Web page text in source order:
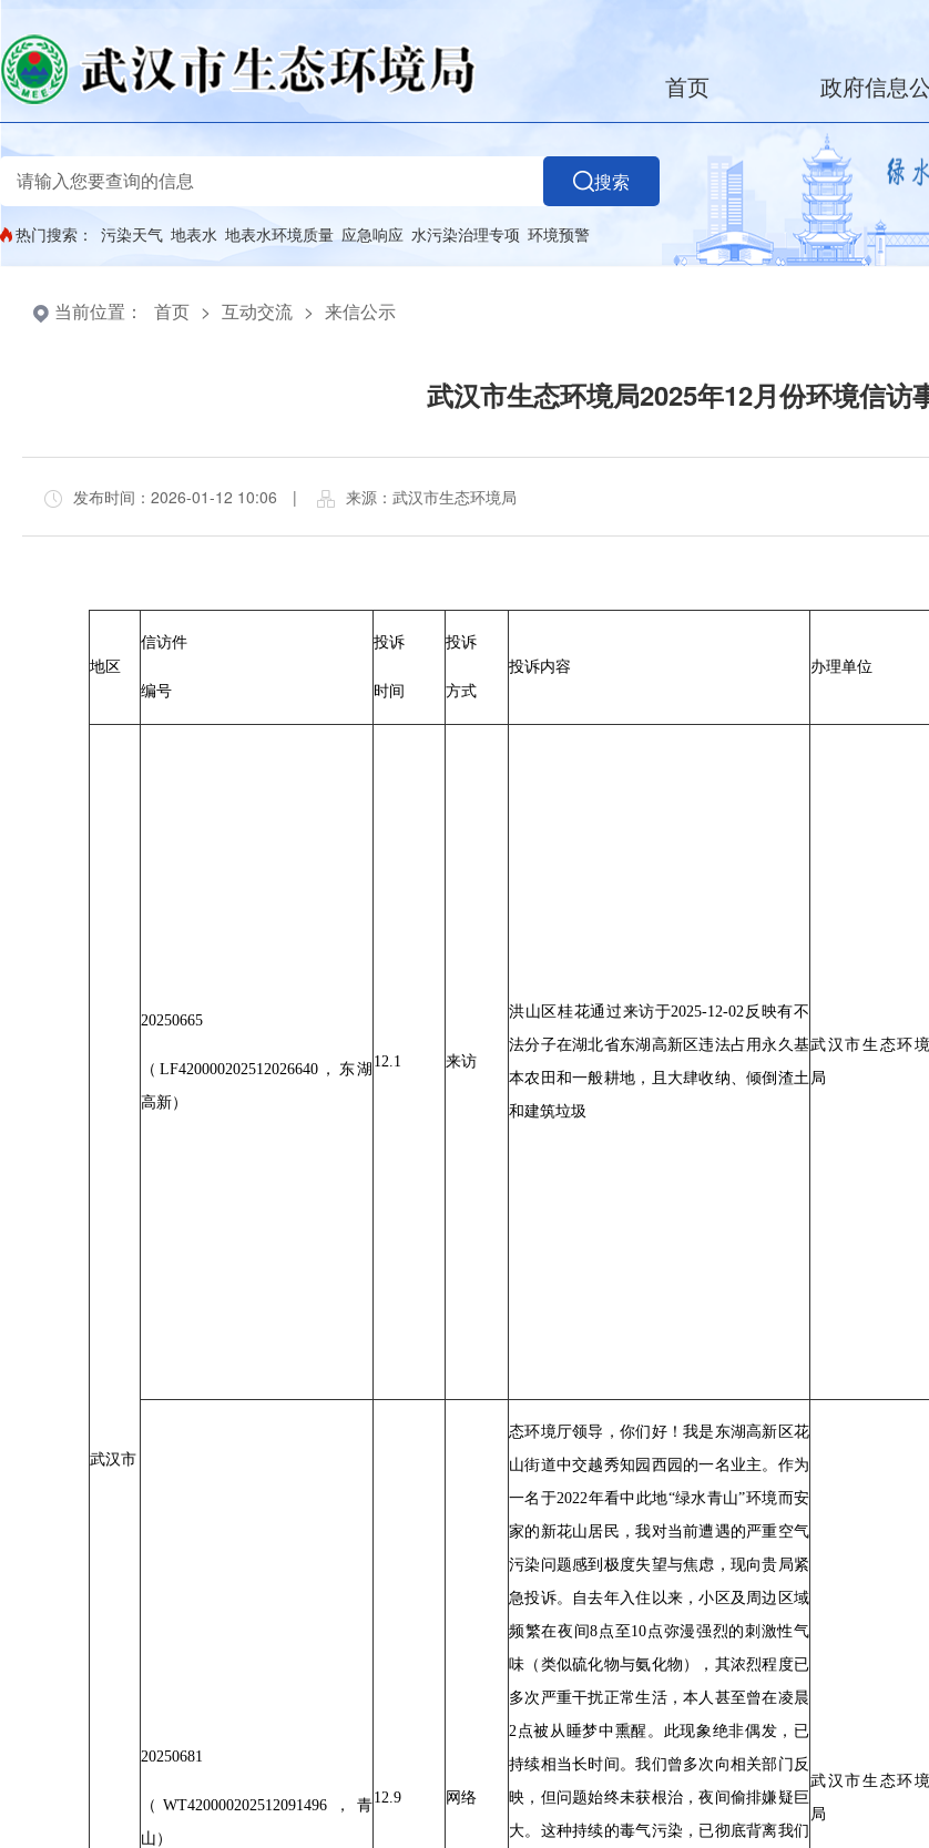
首页 政府信息
搜索
热门搜索： 污染天气 地表水 地表水环境质量 应急响应 水污染治理专项 环境预警
当前位置： 首页 > 互动交流 > 来信公示
武汉市生态环境局2025年12月份环境信访
发布时间：2026-01-12 10:06 | 来源：武汉市生态环境局
地区
信访件
编号
投诉
时间
投诉
方式
投诉内容 办理单位
武汉市
20250665
（LF420000202512026640，东湖
高新）
12.1 来访
洪山区桂花通过来访于2025-12-02反映有不
法分子在湖北省东湖高新区违法占用永久基
本农田和一般耕地，且大肆收纳、倾倒渣土
和建筑垃圾
武汉市生态环境
局
20250681
（WT420000202512091496，青
山）
12.9 网络
态环境厅领导，你们好！我是东湖高新区花
山街道中交越秀知园西园的一名业主。作为
一名于2022年看中此地“绿水青山”环境而安
家的新花山居民，我对当前遭遇的严重空气
污染问题感到极度失望与焦虑，现向贵局紧
急投诉。自去年入住以来，小区及周边区域
频繁在夜间8点至10点弥漫强烈的刺激性气
味（类似硫化物与氨化物），其浓烈程度已
多次严重干扰正常生活，本人甚至曾在凌晨
2点被从睡梦中熏醒。此现象绝非偶发，已
持续相当长时间。我们曾多次向相关部门反
映，但问题始终未获根治，夜间偷排嫌疑巨
大。这种持续的毒气污染，已彻底背离我们
武汉市生态环境
局